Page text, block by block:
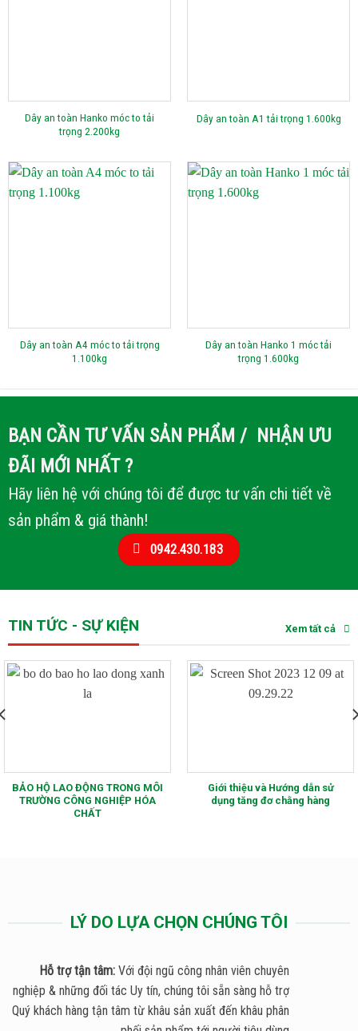
Dây an toàn Hanko móc to tải
trọng 2.200kg
Dây an toàn A1 tải trọng 1.600kg
Dây an toàn A4 móc to tải trọng
1.100kg
Dây an toàn Hanko 1 móc tải
trọng 1.600kg
BẠN CẦN TƯ VẤN SẢN PHẨM / NHẬN ƯU
ĐÃI MỚI NHẤT ?
Hãy liên hệ với chúng tôi để được tư vấn chi tiết về
sản phẩm & giá thành!
0942.430.183
TIN TỨC - SỰ KIỆN Xem tất cả
BẢO HỘ LAO ĐỘNG TRONG MÔI
TRƯỜNG CÔNG NGHIỆP HÓA
CHẤT
Giới thiệu và Hướng dẫn sử
dụng tăng đơ chằng hàng
LÝ DO LỰA CHỌN CHÚNG TÔI
Hỗ trợ tận tâm: Với đội ngũ công nhân viên chuyên
nghiệp & những đối tác Uy tín, chúng tôi sẵn sàng hỗ trợ
Quý khách hàng tận tâm từ khâu sản xuất đến khâu phân